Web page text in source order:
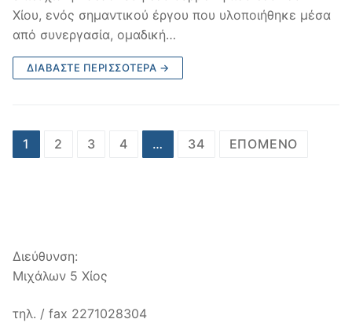
Χίου, ενός σημαντικού έργου που υλοποιήθηκε μέσα
από συνεργασία, ομαδική…
ΔΙΑΒΆΣΤΕ ΠΕΡΙΣΣΌΤΕΡΑ →
Σελιδοποίηση
1 2 3 4 … 34 ΕΠΌΜΕΝΟ
Διεύθυνση:
Μιχάλων 5 Χίος
τηλ. / fax 2271028304